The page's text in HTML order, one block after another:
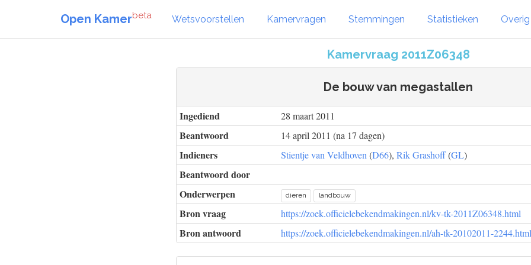
Open Kamerbeta Wetsvoorstellen Kamervragen Stemmingen Statistieken
Kamervraag 2011Z06348
De bouw van megastallen
Ingediend 28 maart 2011
Beantwoord 14 april 2011 (na 17 dagen)
Indieners Stientje van Veldhoven (D66), Rik Grashoff(GL)
Beantwoord door
Onderwerpen
dieren landbouw
Bron vraag https://zoek.officielebekendmakingen.nl/kv-tk-2011Z06348.html
Bron antwoord https://zoek.officielebekendmakingen.nl/ah-tk-20102011-2244.html